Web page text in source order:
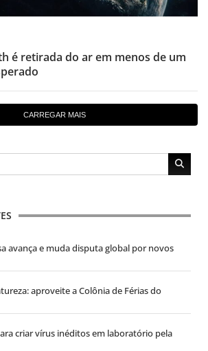
é retirada do ar em menos de um
CARREGAR MAIS
avança e muda disputa global por novos
aproveite a Colônia de Férias do
criar vírus inéditos em laboratório pela